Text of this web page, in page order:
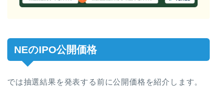
NEのIPO公開価格
では抽選結果を発表する前に公開価格を紹介します。